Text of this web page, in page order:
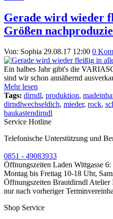
Gerade wird wieder
Größen
Von: Sophia 29.08.17 12:00 0
Ein halbes Jahr gibt's die
sind wir schon annähernd
Mehr lesen
Tags: dirndl, produktion,
dirndlwechseldich, mieder, rock,
baukastendirndl
Service Hotline
Telefonische Unterstützung und
0851 - 49083933
Öffnungszeiten Laden Wittgasse 6:
Montag bis Freitag 10-18 Uhr,
Öffnungszeiten Brautdirndl Atelier
nur nach vorheriger
Shop Service